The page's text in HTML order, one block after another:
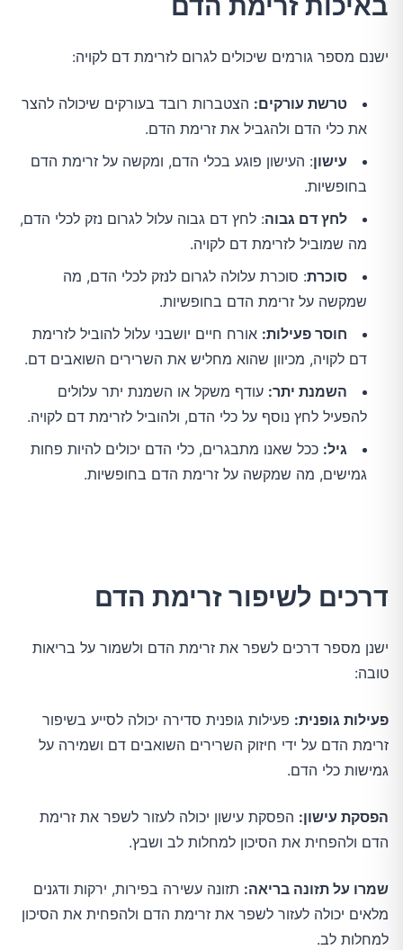
ישנם מספר גורמים שיכולים לגרום לזרימת דם לקויה:
טרשת עורקים: הצטברות רובד בעורקים שיכולה להצר
את כלי הדם ולהגביל את זרימת הדם.
עישון: העישון פוגע בכלי הדם, ומקשה על זרימת הדם
בחופשיות.
לחץ דם גבוה: לחץ דם גבוה עלול לגרום נזק לכלי הדם,
מה שמוביל לזרימת דם לקויה.
סוכרת: סוכרת עלולה לגרום לנזק לכלי הדם, מה
שמקשה על זרימת הדם בחופשיות.
חוסר פעילות: אורח חיים יושבני עלול להוביל לזרימת
דם לקויה, מכיוון שהוא מחליש את השרירים השואבים דם.
השמנת יתר: עודף משקל או השמנת יתר עלולים
להפעיל לחץ נוסף על כלי הדם, ולהוביל לזרימת דם לקויה.
גיל: ככל שאנו מתבגרים, כלי הדם יכולים להיות פחות
גמישים, מה שמקשה על זרימת הדם בחופשיות.
דרכים לשיפור זרימת הדם
ישנן מספר דרכים לשפר את זרימת הדם ולשמור על בריאות
טובה:
פעילות גופנית: פעילות גופנית סדירה יכולה לסייע בשיפור
זרימת הדם על ידי חיזוק השרירים השואבים דם ושמירה על
גמישות כלי הדם.
הפסקת עישון: הפסקת עישון יכולה לעזור לשפר את זרימת
הדם ולהפחית את הסיכון למחלות לב ושבץ.
שמרו על תזונה בריאה: תזונה עשירה בפירות, ירקות ודגנים
מלאים יכולה לעזור לשפר את זרימת הדם ולהפחית את הסיכון
למחלות לב.